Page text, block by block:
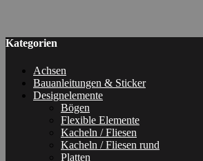
Kategorien
Achsen
Bauanleitungen & Sticker
Designelemente
Bögen
Flexible Elemente
Kacheln / Fliesen
Kacheln / Fliesen rund
Platten